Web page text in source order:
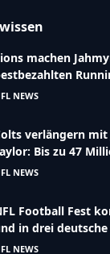
machen
NEWS
verlängern mit
Bis zu 47
NEWS
Football Fest
in drei
NEWS